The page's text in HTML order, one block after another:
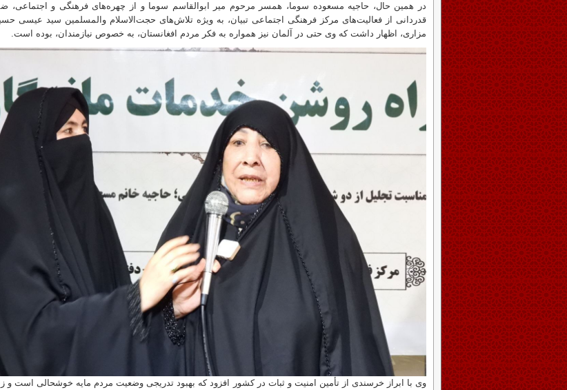
در همین حال، حاجیه مسعوده سوما، همسر مرحوم میر ابوالقاسم سوما و از چهره‌های فرهنگی و اجتماعی،
قدردانی از فعالیت‌های مرکز فرهنگی اجتماعی تبیان، به‌ ویژه تلاش‌های حجت‌الاسلام والمسلمین سید عیسی
مزاری، اظهار داشت که وی حتی در آلمان نیز همواره به فکر مردم افغانستان، به‌ خصوص نیازمندان، بوده است.
وی با ابراز خرسندی از تأمین امنیت و ثبات در کشور افزود که بهبود تدریجی وضعیت مردم مایه خوشحالی است و